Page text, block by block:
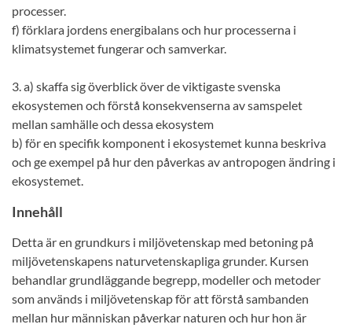
processer.
f) förklara jordens energibalans och hur processerna i
klimatsystemet fungerar och samverkar.
3. a) skaffa sig överblick över de viktigaste svenska
ekosystemen och förstå konsekvenserna av samspelet
mellan samhälle och dessa ekosystem
b) för en specifik komponent i ekosystemet kunna beskriva
och ge exempel på hur den påverkas av antropogen ändring i
ekosystemet.
Innehåll
Detta är en grundkurs i miljövetenskap med betoning på
miljövetenskapens naturvetenskapliga grunder. Kursen
behandlar grundläggande begrepp, modeller och metoder
som används i miljövetenskap för att förstå sambanden
mellan hur människan påverkar naturen och hur hon är